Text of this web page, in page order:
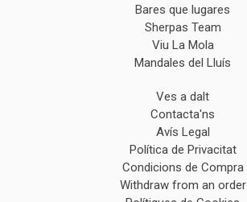
Bares que lugares
Sherpas Team
Viu La Mola
Mandales del Lluís
Ves a dalt
Contacta'ns
Avís Legal
Política de Privacitat
Condicions de Compra
Withdraw from an order